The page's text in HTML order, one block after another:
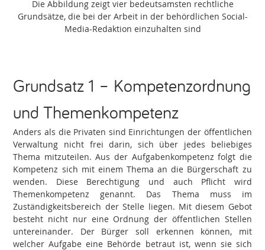
Die Abbildung zeigt vier bedeutsamsten rechtliche
Grundsätze, die bei der Arbeit in der behördlichen Social-
Media-Redaktion einzuhalten sind
Grundsatz 1 – Kompetenzordnung
und Themenkompetenz
Anders als die Privaten sind Einrichtungen der öffentlichen
Verwaltung nicht frei darin, sich über jedes beliebiges
Thema mitzuteilen. Aus der Aufgabenkompetenz folgt die
Kompetenz sich mit einem Thema an die Bürgerschaft zu
wenden. Diese Berechtigung und auch Pflicht wird
Themenkompetenz genannt. Das Thema muss im
Zuständigkeitsbereich der Stelle liegen. Mit diesem Gebot
besteht nicht nur eine Ordnung der öffentlichen Stellen
untereinander. Der Bürger soll erkennen können, mit
welcher Aufgabe eine Behörde betraut ist, wenn sie sich